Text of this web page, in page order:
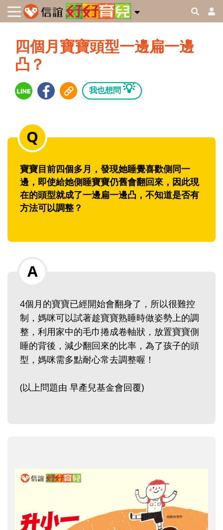
四個月寶寶頭型一邊扁一邊
凸？
我也想問 💡
寶寶目前四個多月，發現她睡覺喜歡側同一
邊，即使給她側睡寶寶仍舊會翻回來，因此現
在的頭型就成了一邊扁一邊凸，不知道是否有
方法可以調整？
4個月的寶寶已經開始會翻身了，所以很難控
制，媽咪可以試著趁寶寶熟睡時做姿勢上的調
整，利用家中的毛巾捲成卷軸狀，放置寶寶側
睡的背後，減少翻回來的比率，為了孩子的頭
型，媽咪需多點耐心常去調整喔！
(以上問題由 早產兒基金會回覆)